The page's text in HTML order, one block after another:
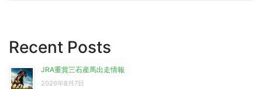
Recent Posts
JRA重賞三石産馬出走情報
2026年8月7日